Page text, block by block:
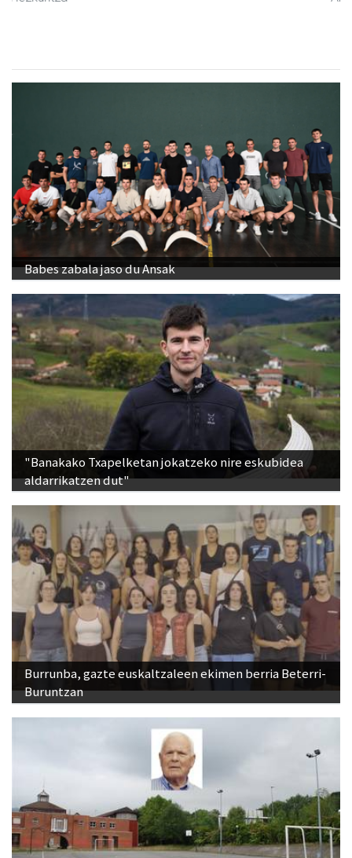
Babes zabala jaso du Ansak
"Banakako Txapelketan jokatzeko nire eskubidea
aldarrikatzen dut"
Burrunba, gazte euskaltzaleen ekimen berria Beterri-
Buruntzan